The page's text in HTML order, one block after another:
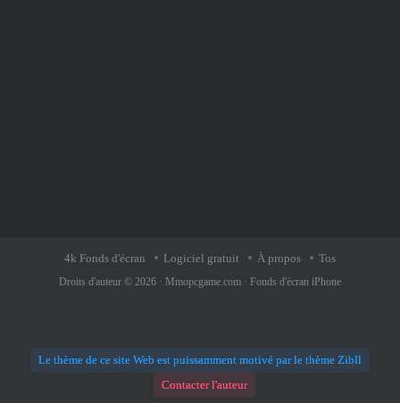
4k Fonds d'écran Logiciel gratuit À propos Tos
Droits d'auteur © 2026 · Mmopcgame.com · Fonds d'écran iPhone
Le thème de ce site Web est puissamment motivé par le thème Zibll
Contacter l'auteur